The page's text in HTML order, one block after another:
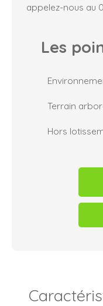
appelez-nous au
Les
Terrain
Hors